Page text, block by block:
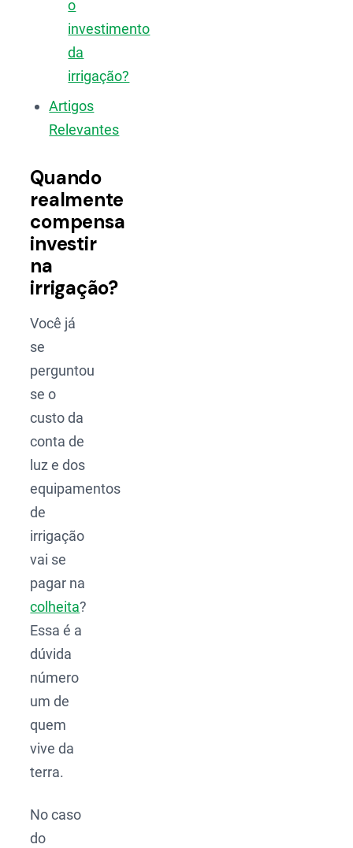
o
investimento
da
irrigação?
Artigos
Relevantes
Quando
realmente
compensa
investir
na
irrigação?
Você já
se
perguntou
se o
custo da
conta de
luz e dos
equipamentos
de
irrigação
vai se
pagar na
colheita?
Essa é a
dúvida
número
um de
quem
vive da
terra.
No caso
do